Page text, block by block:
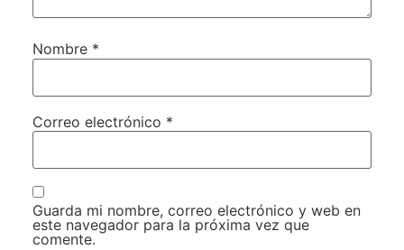
Nombre *
Correo electrónico *
Guarda mi nombre, correo electrónico y web en
este navegador para la próxima vez que
comente.